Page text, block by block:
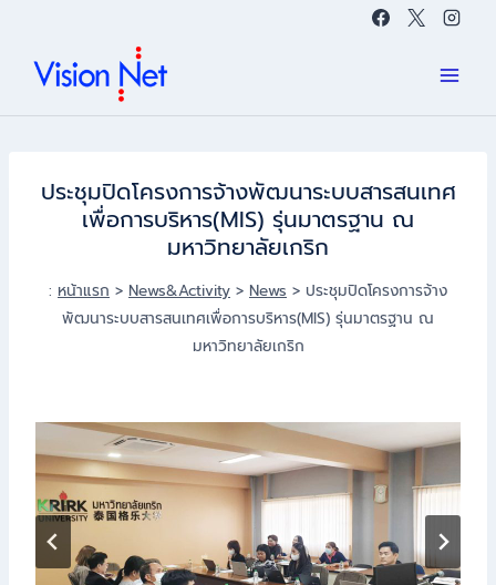
content
ประชุมปิดโครงการจ้างพัฒนาระบบสารสนเทศ
เพื่อการบริหาร(MIS) รุ่นมาตรฐาน ณ
มหาวิทยาลัยเกริก
: หน้าแรก > News&Activity > News > ประชุมปิดโครงการจ้าง
พัฒนาระบบสารสนเทศเพื่อการบริหาร(MIS) รุ่นมาตรฐาน ณ
มหาวิทยาลัยเกริก